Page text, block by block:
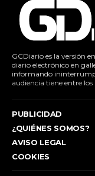
GCDiario es la versión
diario electrónico en
informando
audiencia tiene entre
PUBLICIDAD
¿QUIÉNES SOMOS?
AVISO LEGAL
COOKIES